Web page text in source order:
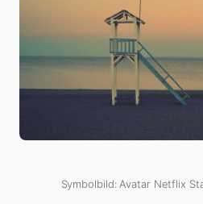
Symbolbild: Avatar Netflix